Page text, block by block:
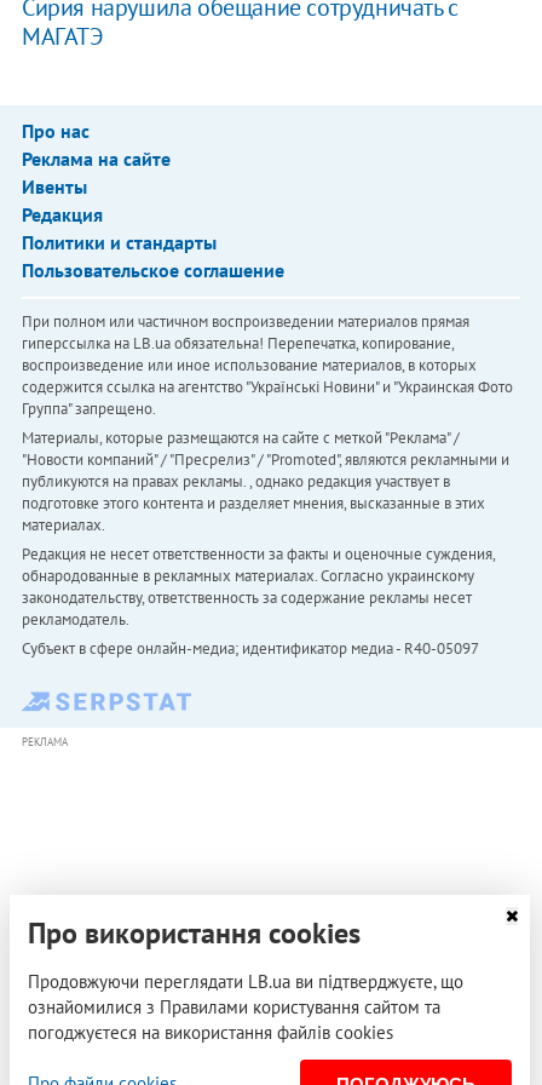
Сирия нарушила обещание сотрудничать с
МАГАТЭ
Про нас
Реклама на сайте
Ивенты
Редакция
Политики и стандарты
Пользовательское соглашение
При полном или частичном воспроизведении материалов прямая
гиперссылка на LB.ua обязательна! Перепечатка, копирование,
воспроизведение или иное использование материалов, в которых
содержится ссылка на агентство "Українськi Новини" и "Украинская Фото
Группа" запрещено.
Материалы, которые размещаются на сайте с меткой "Реклама" /
"Новости компаний" / "Пресрелиз" / "Promoted", являются рекламными и
публикуются на правах рекламы. , однако редакция участвует в
подготовке этого контента и разделяет мнения, высказанные в этих
материалах.
Редакция не несет ответственности за факты и оценочные суждения,
обнародованные в рекламных материалах. Согласно украинскому
законодательству, ответственность за содержание рекламы несет
рекламодатель.
Субъект в сфере онлайн-медиа; идентификатор медиа - R40-05097
РЕКЛАМА
Про використання cookies
Продовжуючи переглядати LB.ua ви підтверджуєте, що
ознайомилися з Правилами користування сайтом та
погоджуєтеся на використання файлів cookies